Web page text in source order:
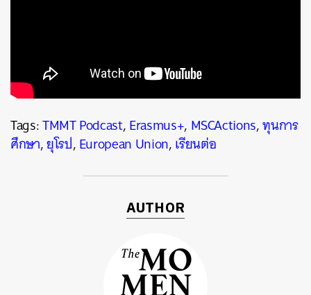
Tags:TMMT Podcast,Erasmus+, MSCActions,ทุนการ
ศึกษา,ยุโรป,European Union,เรียนต่อ
AUTHOR